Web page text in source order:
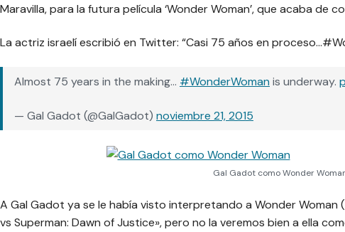
Maravilla, para la futura película ‘Wonder Woman’, que acaba de
La actriz israelí escribió en Twitter: “Casi 75 años en
Almost 75 years in the making… #WonderWoman is underway.
— Gal Gadot (@GalGadot) noviembre 21, 2015
Gal Gadot como Wonder
A Gal Gadot ya se le había visto interpretando a Wonder Woman
vs Superman: Dawn of Justice», pero no la veremos bien a ella